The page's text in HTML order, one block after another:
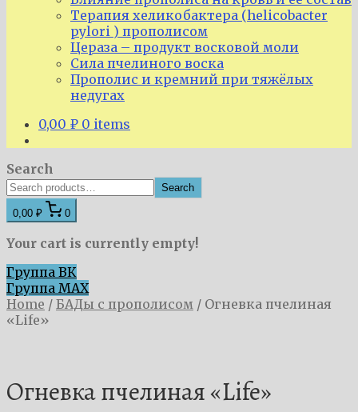
Терапия хеликобактера (helicobacter
pylori ) прополисом
Цераза – продукт восковой моли
Сила пчелиного воска
Прополис и кремний при тяжёлых
недугах
0,00 ₽ 0 items
Search
Search
0,00 ₽ 0
Your cart is currently empty!
Группа ВК
Группа MAX
Home / БАДы с прополисом / Огневка пчелиная
«Life»
Огневка пчелиная «Life»